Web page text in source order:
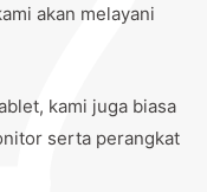
akan melayani
kami juga biasa
serta perangkat